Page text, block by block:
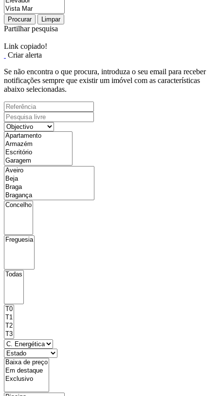
Procurar Limpar
Partilhar pesquisa
Link copiado!
Criar alerta
Se não encontra o que procura, introduza o seu email para receber
notificações sempre que existir um imóvel com as características
abaixo selecionadas.